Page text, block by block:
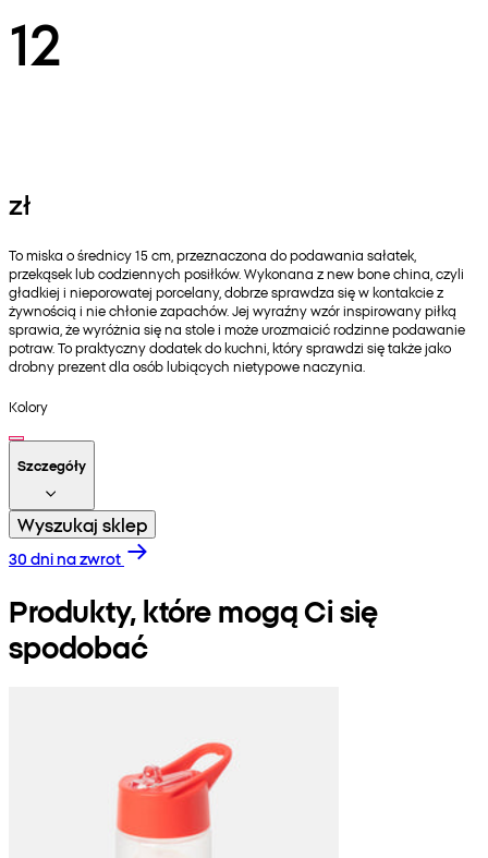
12
zł
To miska o średnicy 15 cm, przeznaczona do podawania sałatek,
przekąsek lub codziennych posiłków. Wykonana z new bone china, czyli
gładkiej i nieporowatej porcelany, dobrze sprawdza się w kontakcie z
żywnością i nie chłonie zapachów. Jej wyraźny wzór inspirowany piłką
sprawia, że wyróżnia się na stole i może urozmaicić rodzinne podawanie
potraw. To praktyczny dodatek do kuchni, który sprawdzi się także jako
drobny prezent dla osób lubiących nietypowe naczynia.
Kolory
Szczegóły
Wyszukaj sklep
30 dni na zwrot
Produkty, które mogą Ci się
spodobać